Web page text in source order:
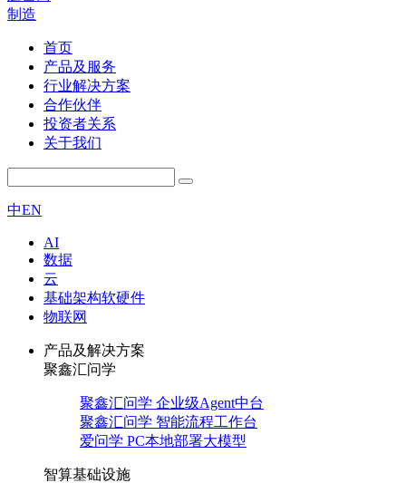
制造
首页
产品及服务
行业解决方案
合作伙伴
投资者关系
关于我们
中EN
AI
数据
云
基础架构软硬件
物联网
产品及解决方案
聚鑫汇问学
聚鑫汇问学 企业级Agent中台
聚鑫汇问学 智能流程工作台
爱问学 PC本地部署大模型
智算基础设施